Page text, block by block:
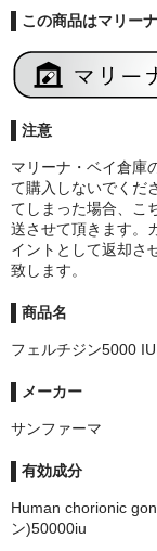
この商品はマリー
注意
マリーナ・ベイ倉庫
て購入しないでくだ
てしまった場合、こ
送させて頂きます。
イントとして返却さ
致します。
商品名
フェルチジン5000 IU
メーカー
サンファーマ
有効成分
Human chorionic
ン)50000iu